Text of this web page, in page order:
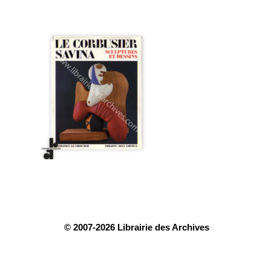
© 2007-2026 Librairie des Archives